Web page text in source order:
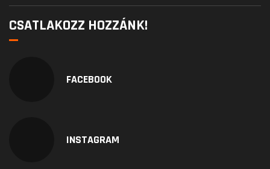
CSATLAKOZZ HOZZÁNK!
FACEBOOK
INSTAGRAM